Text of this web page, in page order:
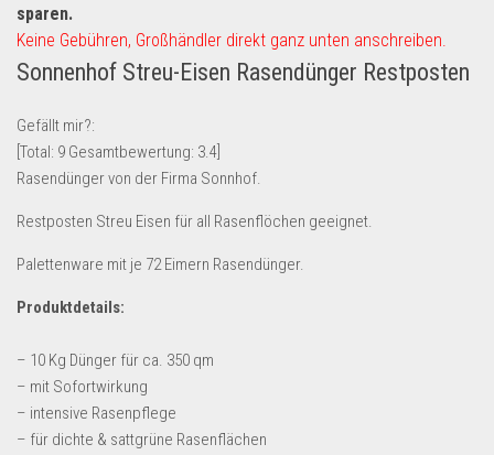
Handy und Smartphone
Kosmetik & Pflege
Lebensmittel & Getränke
Multimedia & Elektro
Münzen
Spielzeug & Games
Schuhe & Accessoires
Sport & Freizeit
Uhren & Schmuck
Restposten-Angebote
Restposten für Privatpersonen
eBay Restposten kaufen
sparen.
Keine Gebühren, Großhändler direkt ganz unten anschreiben.
Sonnenhof Streu-Eisen Rasendünger Restposten
Gefällt mir?:
[Total: 9 Gesamtbewertung: 3.4
Rasendünger von der Firma Sonnhof.
Restposten Streu Eisen für all Rasenflöchen geeignet.
Palettenware mit je 72 Eimern Rasendünger.
Produktdetails:
– 10 Kg Dünger für ca. 350 qm
– mit Sofortwirkung
– intensive Rasenpflege
– für dichte & sattgrüne Rasenflächen